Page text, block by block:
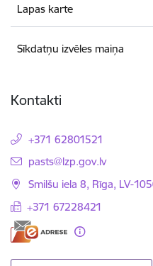
Lapas karte
Sīkdatņu izvēles maiņa
Kontakti
+371 62801521
E-pasts:
pasts@lzp.gov.lv
Smilšu iela 8, Rīga, LV-
+371 67228421